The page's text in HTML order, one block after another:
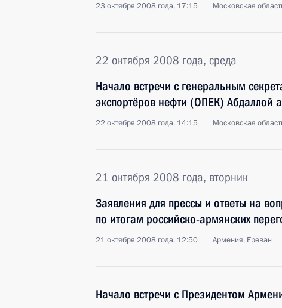
23 октября 2008 года, 17:15 Московская
22 октября 2008 года, среда
Начало встречи с генеральным
экспортёров нефти (ОПЕК) Абдаллой
22 октября 2008 года, 14:15 Московская
21 октября 2008 года, вторник
Заявления для прессы и ответы на
по итогам российско-армянских
21 октября 2008 года, 12:50 Армения, Ереван
Начало встречи с Президентом